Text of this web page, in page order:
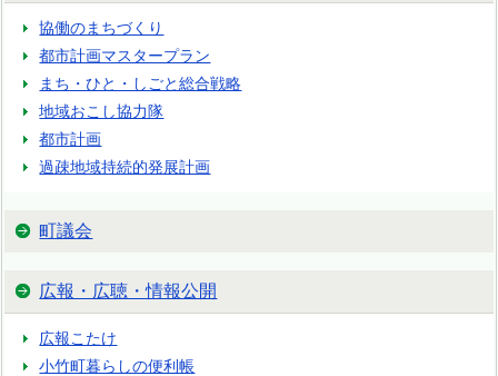
協働のまちづくり
都市計画マスタープラン
まち・ひと・しごと総合戦略
地域おこし協力隊
都市計画
過疎地域持続的発展計画
町議会
広報・広聴・情報公開
広報こたけ
小竹町暮らしの便利帳